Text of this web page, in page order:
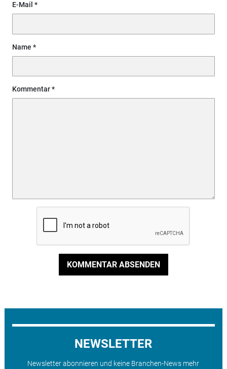
E-Mail
Name
Kommentar
KOMMENTAR ABSENDEN
NEWSLETTER
Newsletter abonnieren und keine Branchen-News mehr